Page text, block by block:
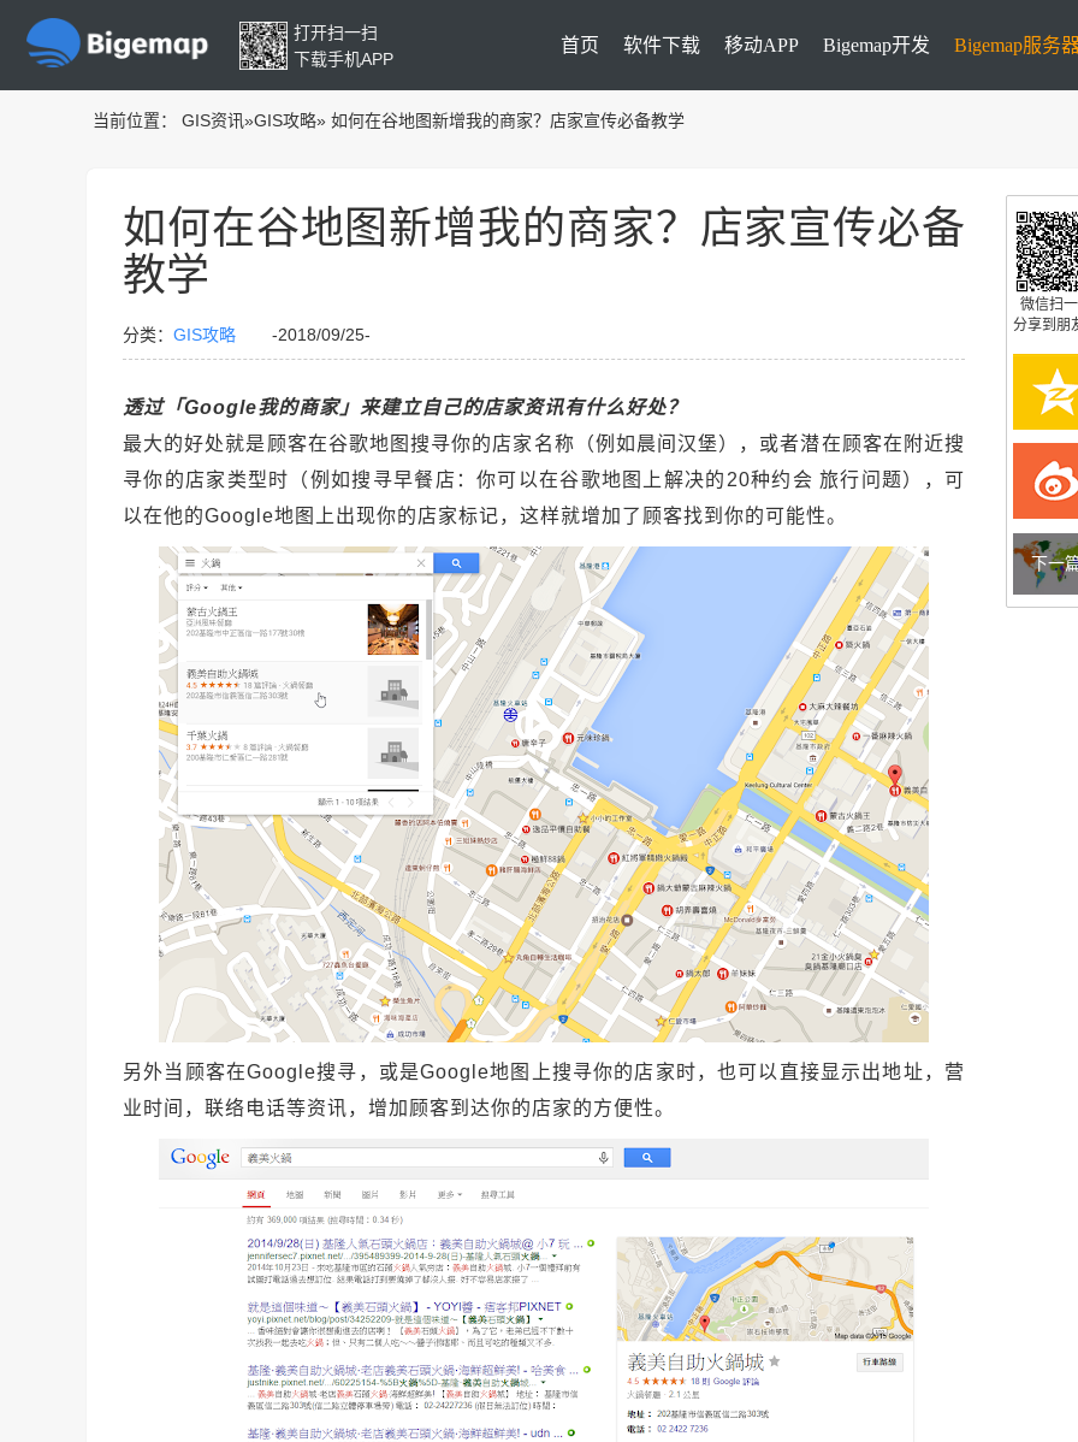
打开扫一扫
下载手机APP
首页 软件下载 移动APP Bigemap开发 Bigemap服务
当前位置： GIS资讯»GIS攻略» 如何在谷地图新增我的商家？店家宣传必备教学
如何在谷地图新增我的商家？店家宣传必备
教学
分类： GIS攻略 -2018/09/25-
透过「Google我的商家」来建立自己的店家资讯有什么好处？
最大的好处就是顾客在谷歌地图搜寻你的店家名称（例如晨间汉堡），或者潜在顾客在附近搜
寻你的店家类型时（例如搜寻早餐店：你可以在谷歌地图上解决的20种约会 旅行问题），可
以在他的Google地图上出现你的店家标记，这样就增加了顾客找到你的可能性。
另外当顾客在Google搜寻，或是Google地图上搜寻你的店家时，也可以直接显示出地址，营
业时间，联络电话等资讯，增加顾客到达你的店家的方便性。
微信扫
分享到朋
下一